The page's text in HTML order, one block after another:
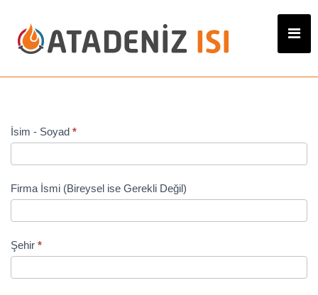
GGS
Talep
Formu
İsim - Soyad *
Firma İsmi (Bireysel ise Gerekli Değil)
Şehir *